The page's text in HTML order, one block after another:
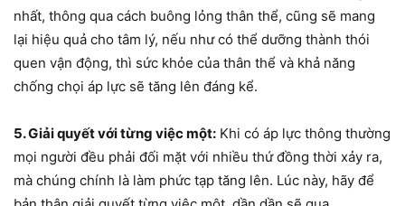
nhất, thông qua cách buông lỏng thân thể, cũng sẽ mang
lại hiệu quả cho tâm lý, nếu như có thể dưỡng thành thói
quen vận động, thì sức khỏe của thân thể và khả năng
chống chọi áp lực sẽ tăng lên đáng kể.
5. Giải quyết với từng việc một: Khi có áp lực thông thường
mọi người đều phải đối mặt với nhiều thứ đồng thời xảy ra,
mà chúng chính là làm phức tạp tăng lên. Lúc này, hãy để